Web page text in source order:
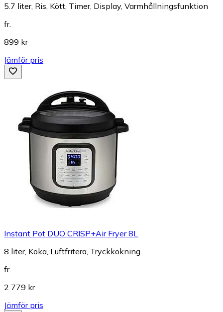
5.7 liter, Ris, Kött, Timer, Display, Varmhållningsfunktion
fr.
899 kr
Jämför pris
Instant Pot DUO CRISP+Air Fryer 8L
8 liter, Koka, Luftfritera, Tryckkokning
fr.
2 779 kr
Jämför pris